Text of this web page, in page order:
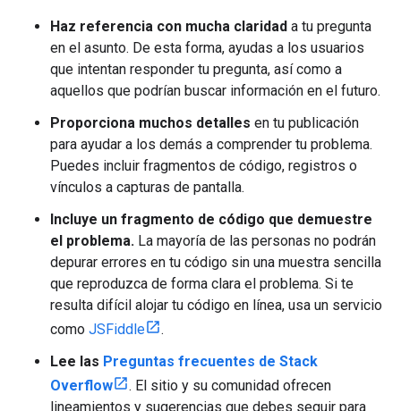
Haz referencia con mucha claridad a tu pregunta
en el asunto. De esta forma, ayudas a los usuarios
que intentan responder tu pregunta, así como a
aquellos que podrían buscar información en el futuro.
Proporciona muchos detalles en tu publicación
para ayudar a los demás a comprender tu problema.
Puedes incluir fragmentos de código, registros o
vínculos a capturas de pantalla.
Incluye un fragmento de código que demuestre
el problema. La mayoría de las personas no podrán
depurar errores en tu código sin una muestra sencilla
que reproduzca de forma clara el problema. Si te
resulta difícil alojar tu código en línea, usa un servicio
como JSFiddle
.
Lee las Preguntas frecuentes de Stack
Overflow
. El sitio y su comunidad ofrecen
lineamientos y sugerencias que debes seguir para